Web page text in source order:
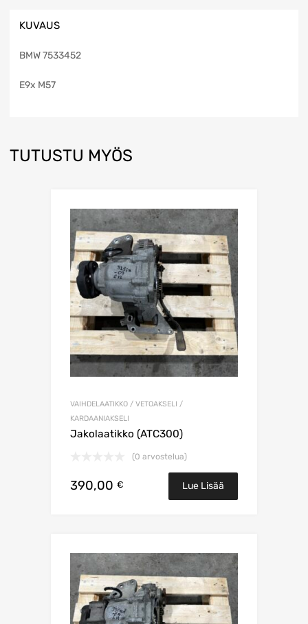
KUVAUS
BMW 7533452
E9x M57
TUTUSTU MYÖS
VAIHDELAATIKKO / VETOAKSELI /
KARDAANIAKSELI
Jakolaatikko (ATC300)
(0 arvostelua)
390,00 € Lue Lisää